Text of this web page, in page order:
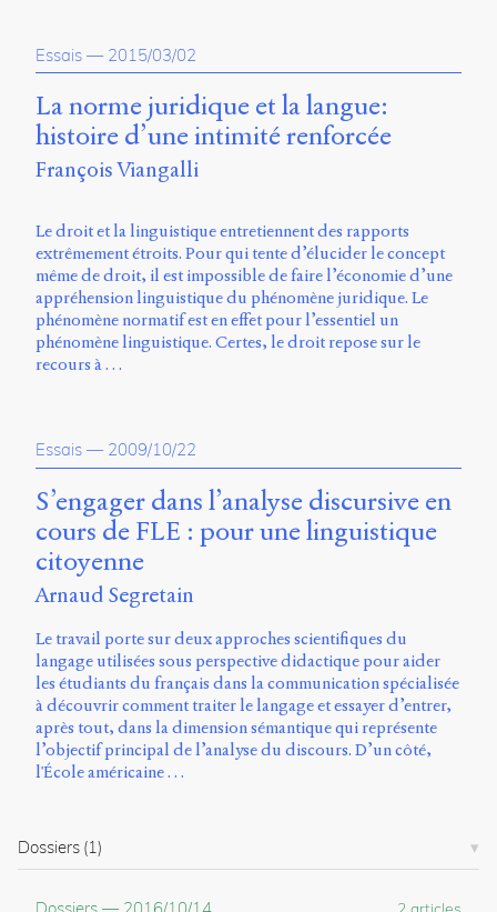
Essais — 2015/03/02
La norme juridique et la langue:
histoire d’une intimité renforcée
François Viangalli
Le droit et la linguistique entretiennent des rapports
extrêmement étroits. Pour qui tente d’élucider le concept
même de droit, il est impossible de faire l’économie d’une
appréhension linguistique du phénomène juridique. Le
phénomène normatif est en effet pour l’essentiel un
phénomène linguistique. Certes, le droit repose sur le
recours à …
Essais — 2009/10/22
S’engager dans l’analyse discursive en
cours de FLE : pour une linguistique
citoyenne
Arnaud Segretain
Le travail porte sur deux approches scientifiques du
langage utilisées sous perspective didactique pour aider
les étudiants du français dans la communication spécialisée
à découvrir comment traiter le langage et essayer d’entrer,
après tout, dans la dimension sémantique qui représente
l’objectif principal de l’analyse du discours. D’un côté,
l'École américaine …
Dossiers (1)
2 articles